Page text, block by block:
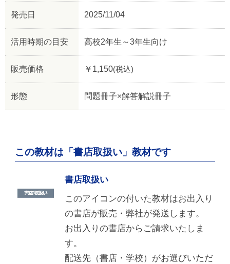
発売日 2025/11/04
活用時期の目安 高校2年生～3年生向け
販売価格 ￥1,150(税込)
形態 問題冊子×解答解説冊子
この教材は「書店取扱い」教材です
書店取扱い
このアイコンの付いた教材はお出入り
の書店が販売・弊社が発送します。
お出入りの書店からご請求いたしま
す。
配送先（書店・学校）がお選びいただ